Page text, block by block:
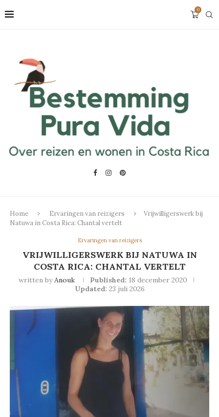
0
Home Ervaringen van reizigers
Vrijwilligerswerk bij
Natuwa in Costa Rica: Chantal vertelt
Ervaringen van reizigers
VRIJWILLIGERSWERK BIJ NATUWA IN
COSTA RICA: CHANTAL VERTELT
written byAnouk Published: 18 december 2020
Updated: 23 juli 2026